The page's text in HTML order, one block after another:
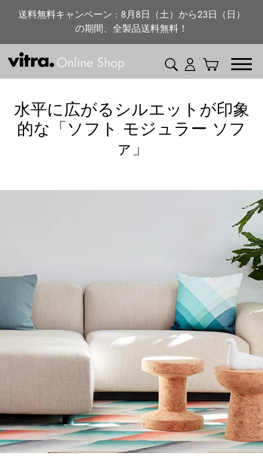
ン
送料無料キャンペーン : 8月8日（土）から23日（日）
の期間、全製品送料無料！
検索 ログインカート
水平に広がるシルエットが印象
的な「ソフト モジュラー ソフ
ァ」